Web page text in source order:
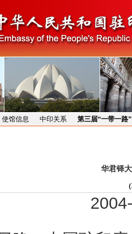
使馆信息 中印关系 第三届“一带一路
华君铎